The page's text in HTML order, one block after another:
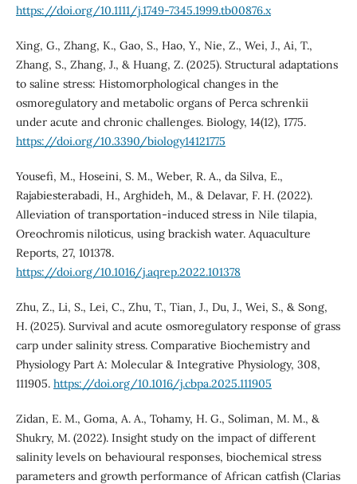
https://doi.org/10.1111/j.1749-7345.1999.tb00876.x
Xing, G., Zhang, K., Gao, S., Hao, Y., Nie, Z., Wei, J., Ai, T.,
Zhang, S., Zhang, J., & Huang, Z. (2025). Structural adaptations
to saline stress: Histomorphological changes in the
osmoregulatory and metabolic organs of Perca schrenkii
under acute and chronic challenges. Biology, 14(12), 1775.
https://doi.org/10.3390/biology14121775
Yousefi, M., Hoseini, S. M., Weber, R. A., da Silva, E.,
Rajabiesterabadi, H., Arghideh, M., & Delavar, F. H. (2022).
Alleviation of transportation-induced stress in Nile tilapia,
Oreochromis niloticus, using brackish water. Aquaculture
Reports, 27, 101378.
https://doi.org/10.1016/j.aqrep.2022.101378
Zhu, Z., Li, S., Lei, C., Zhu, T., Tian, J., Du, J., Wei, S., & Song,
H. (2025). Survival and acute osmoregulatory response of grass
carp under salinity stress. Comparative Biochemistry and
Physiology Part A: Molecular & Integrative Physiology, 308,
111905. https://doi.org/10.1016/j.cbpa.2025.111905
Zidan, E. M., Goma, A. A., Tohamy, H. G., Soliman, M. M., &
Shukry, M. (2022). Insight study on the impact of different
salinity levels on behavioural responses, biochemical stress
parameters and growth performance of African catfish (Clarias